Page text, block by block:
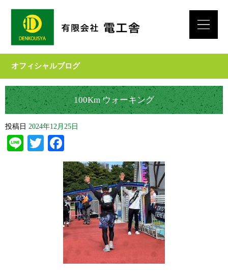
オフィシャルブログ
100Km ウォーキング
投稿日 2024年12月25日
LineTwitter